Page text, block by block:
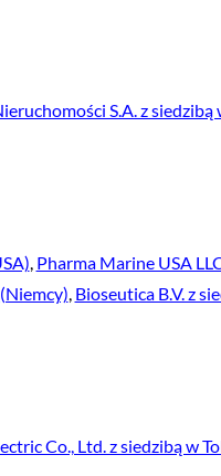
S.A. z siedzibą
, Pharma Marine USA
, Bioseutica B.V. z
Co., Ltd. z siedzibą w